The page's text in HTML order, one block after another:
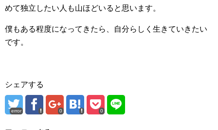
めて独立したい人も山ほどいると思います。
僕もある程度になってきたら、自分らしく生きていきたい
です。
シェアする
error 0 0